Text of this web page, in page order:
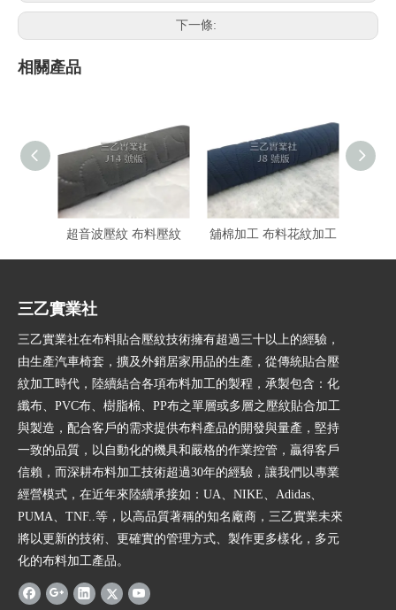
下一條:
相關產品
超音波壓紋 布料壓紋 舖棉加工 布料花紋加工
三乙實業社
三乙實業社在布料貼合壓紋技術擁有超過三十以上的經驗，
由生產汽車椅套，擴及外銷居家用品的生產，從傳統貼合壓
紋加工時代，陸續結合各項布料加工的製程，承製包含：化
纖布、PVC布、樹脂棉、PP布之單層或多層之壓紋貼合加工
與製造，配合客戶的需求提供布料產品的開發與量產，堅持
一致的品質，以自動化的機具和嚴格的作業控管，贏得客戶
信賴，而深耕布料加工技術超過30年的經驗，讓我們以專業
經營模式，在近年來陸續承接如：UA、NIKE、Adidas、
PUMA、TNF..等，以高品質著稱的知名廠商，三乙實業未來
將以更新的技術、更確實的管理方式、製作更多樣化，多元
化的布料加工產品。